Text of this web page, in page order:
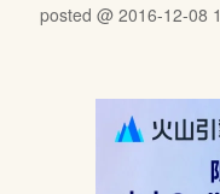
posted @ 2016-12-08